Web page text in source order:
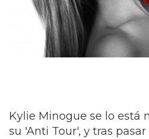
Kylie Minogue se lo está
su 'Anti Tour', y tras